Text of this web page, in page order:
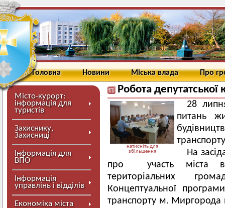
Головна Новини Міська влада Про
Місто-курорт:
інформація для
туристів
Захиснику,
Захисниці
Інформація для
ВПО
Інформація
управлінь і відділів
Економіка міста
Робота депутатської
натисніть для
збільшення
28
питань
На
про участь міста в
територіальних
Концептуальної
транспорту м. Миргорода